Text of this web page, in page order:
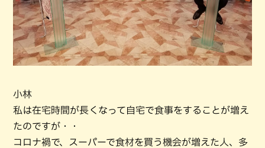
小林
私は在宅時間が長くなって自宅で食事をすることが増え
たのですが・・
コロナ禍で、スーパーで食材を買う機会が増えた人、多